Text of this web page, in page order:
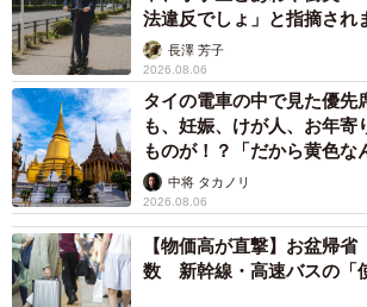
法違反でしょ」と指摘され
説】長澤 芳子
2026.08.06
タイの電車の中で見た優
も、妊娠、けが人、お年
ものが！？「だから黄色な
中将 タカノリ
2026.08.06
【物価高が直撃】お盆帰
数 新幹線・高速バスの「